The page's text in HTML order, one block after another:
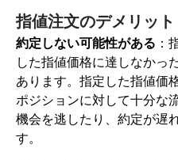
指値注文のデメリット
約定しない可能性がある ：
した指値価格に達しなかっ
あります。指定した指値価
ポジションに対して十分な
機会を逃したり、約定が遅
す。